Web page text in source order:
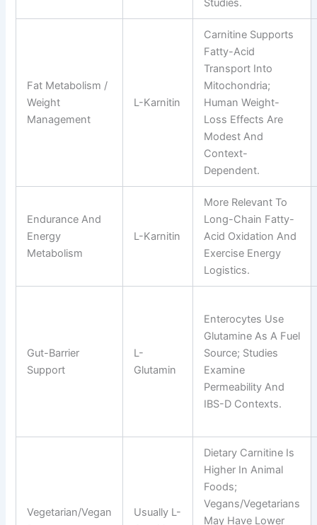
Studies.
Fat Metabolism /
Weight
Management
L-Karnitin
Carnitine Supports
Fatty-Acid
Transport Into
Mitochondria;
Human Weight-
Loss Effects Are
Modest And
Context-
Dependent.
Endurance And
Energy
Metabolism
L-Karnitin
More Relevant To
Long-Chain Fatty-
Acid Oxidation And
Exercise Energy
Logistics.
Gut-Barrier
Support
L-
Glutamin
Enterocytes Use
Glutamine As A Fuel
Source; Studies
Examine
Permeability And
IBS-D Contexts.
Vegetarian/vegan
Usually L-
Dietary Carnitine Is
Higher In Animal
Foods;
Vegans/vegetarians
May Have Lower